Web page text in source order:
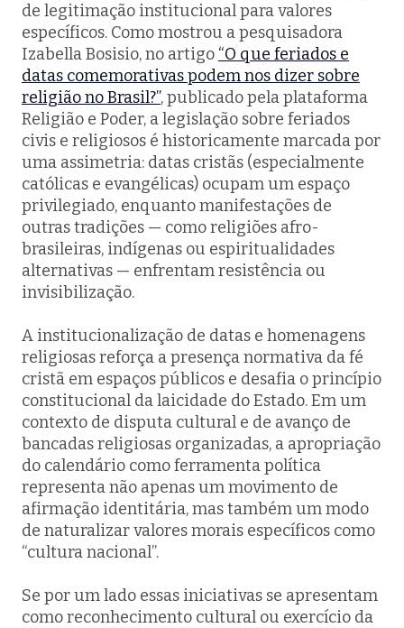
de legitimação institucional para valores
específicos. Como mostrou a pesquisadora
Izabella Bosisio, no artigo “O que feriados e
datas comemorativas podem nos dizer sobre
religião no Brasil?”, publicado pela plataforma
Religião e Poder, a legislação sobre feriados
civis e religiosos é historicamente marcada por
uma assimetria: datas cristãs (especialmente
católicas e evangélicas) ocupam um espaço
privilegiado, enquanto manifestações de
outras tradições — como religiões afro-
brasileiras, indígenas ou espiritualidades
alternativas — enfrentam resistência ou
invisibilização.
A institucionalização de datas e homenagens
religiosas reforça a presença normativa da fé
cristã em espaços públicos e desafia o princípio
constitucional da laicidade do Estado. Em um
contexto de disputa cultural e de avanço de
bancadas religiosas organizadas, a apropriação
do calendário como ferramenta política
representa não apenas um movimento de
afirmação identitária, mas também um modo
de naturalizar valores morais específicos como
“cultura nacional”.
Se por um lado essas iniciativas se apresentam
como reconhecimento cultural ou exercício da